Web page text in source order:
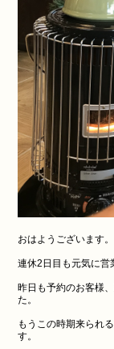
おはようございます。
連休2日目も元気に営
昨日も予約のお客様
た。
もうこの時期来られ
す。